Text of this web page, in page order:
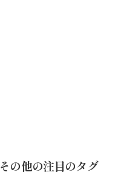
その他の注目のタグ